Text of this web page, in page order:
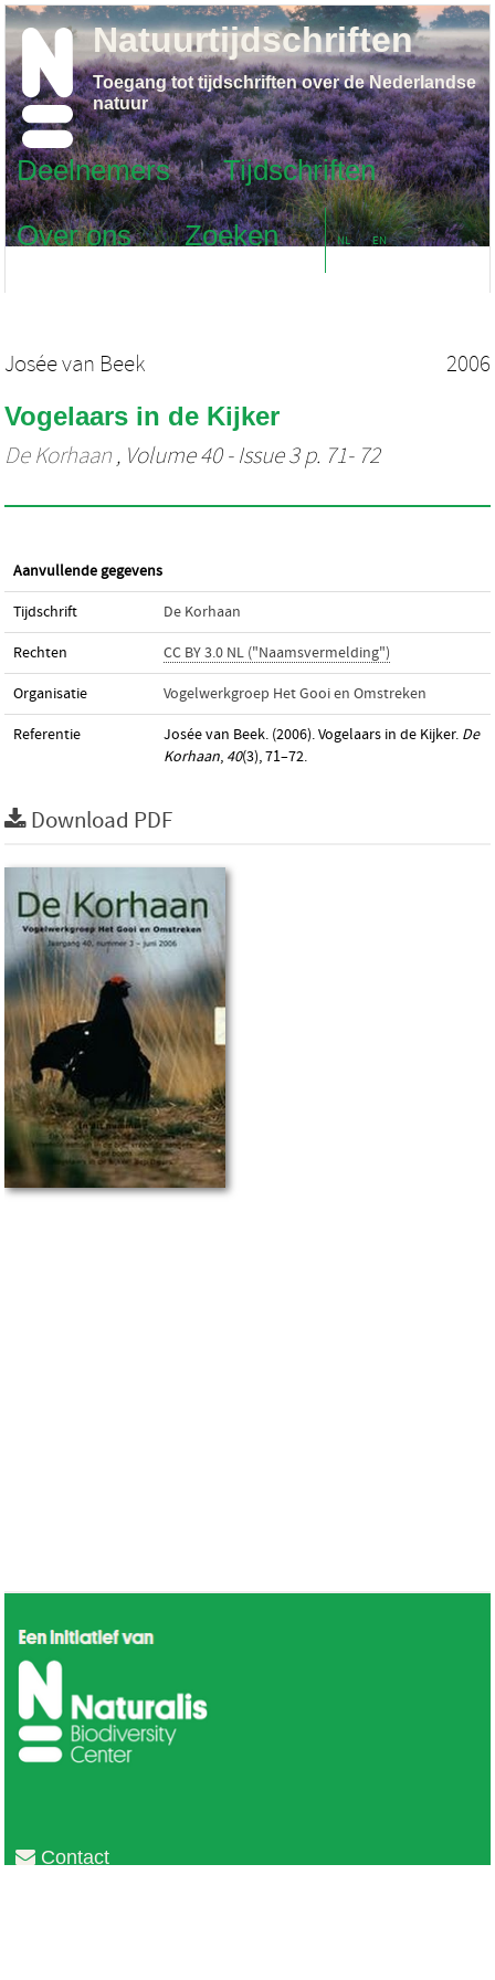
Deelnemers
Tijdschriften
Over ons
Zoeken NL EN
Natuurtijdschriften
Toegang tot tijdschriften over de Nederlandse
natuur
Josée van Beek 2006
Vogelaars in de Kijker
De Korhaan , Volume 40 - Issue 3 p. 71- 72
Aanvullende gegevens
Tijdschrift De Korhaan
Rechten CC BY 3.0 NL ("Naamsvermelding")
Organisatie Vogelwerkgroep Het Gooi en Omstreken
Referentie Josée van Beek. (2006). Vogelaars in de Kijker. De
Korhaan, 40(3), 71–72.
Download PDF
Contact